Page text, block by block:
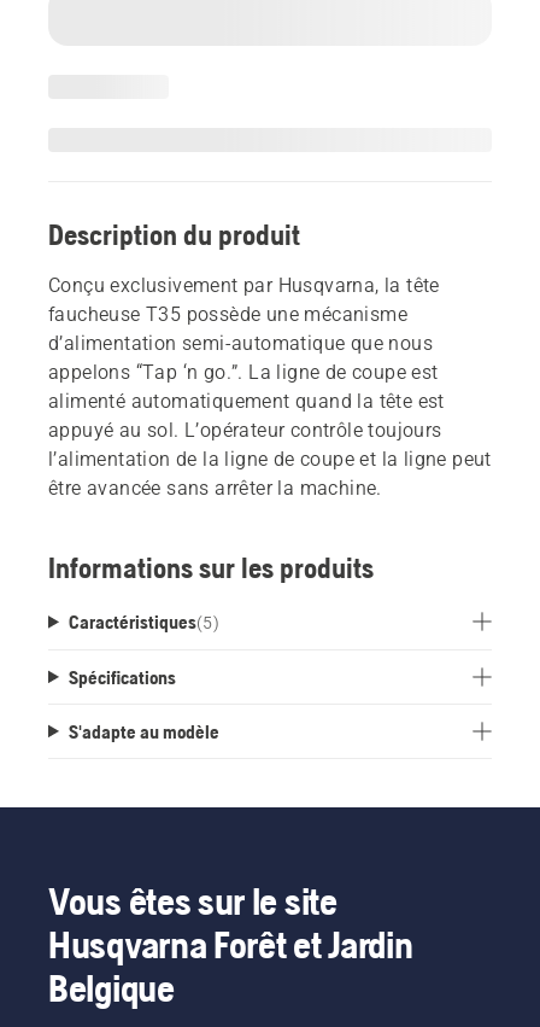
Description du produit
Conçu exclusivement par Husqvarna, la tête
faucheuse T35 possède une mécanisme
d’alimentation semi-automatique que nous
appelons “Tap ‘n go.”. La ligne de coupe est
alimenté automatiquement quand la tête est
appuyé au sol. L’opérateur contrôle toujours
l’alimentation de la ligne de coupe et la ligne peut
être avancée sans arrêter la machine.
Informations sur les produits
Caractéristiques(5)
Spécifications
S'adapte au modèle
Vous êtes sur le site
Husqvarna Forêt et Jardin
Belgique